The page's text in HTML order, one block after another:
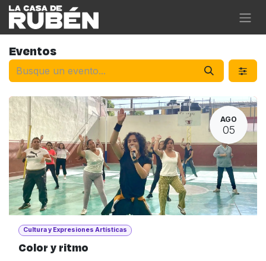
Ir al contenido
Eventos
AGO
05
Cultura y Expresiones Artísticas
Color y ritmo